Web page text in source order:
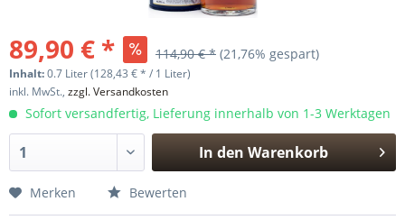
89,90 € * 114,90 € * (21,76% gespart)
Inhalt:0.7 Liter (128,43 € * / 1 Liter)
inkl. MwSt., zzgl. Versandkosten
Sofort versandfertig, Lieferung innerhalb von 1-3 Werktagen
In den Warenkorb
Merken Bewerten